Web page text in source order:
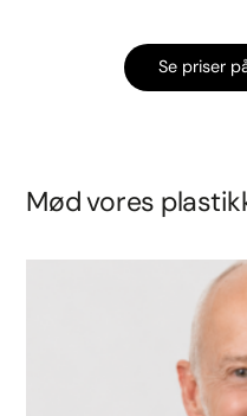
Se priser
Mød vores